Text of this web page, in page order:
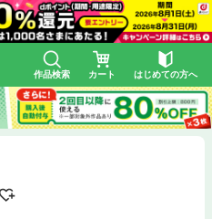
作品検索 カート はじめての方へ